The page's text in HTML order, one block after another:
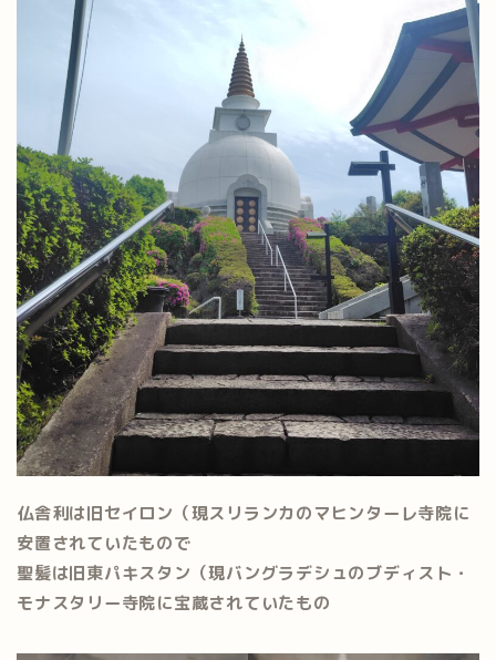
仏舎利は旧セイロン（現スリランカのマヒンターレ寺院に
安置されていたもので
聖髪は旧東パキスタン（現バングラデシュのブディスト・
モナスタリー寺院に宝蔵されていたもの